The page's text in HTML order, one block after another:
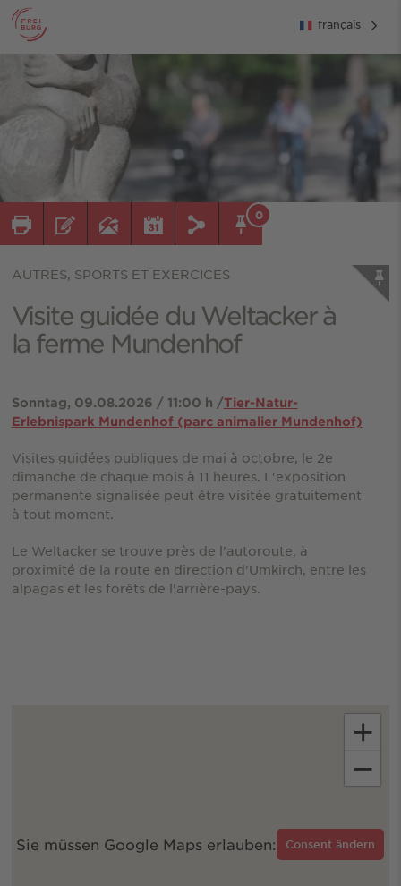
français
0
AUTRES, SPORTS ET EXERCICES
Visite guidée du Weltacker à
la ferme Mundenhof
Sonntag, 09.08.2026 / 11:00 h /Tier-Natur-
Erlebnispark Mundenhof (parc animalier Mundenhof)
Visites guidées publiques de mai à octobre, le 2e
dimanche de chaque mois à 11 heures. L'exposition
permanente signalisée peut être visitée gratuitement
à tout moment.
Le Weltacker se trouve près de l'autoroute, à
proximité de la route en direction d'Umkirch, entre les
alpagas et les forêts de l'arrière-pays.
Sie müssen Google Maps erlauben: Consent ändern
+
−